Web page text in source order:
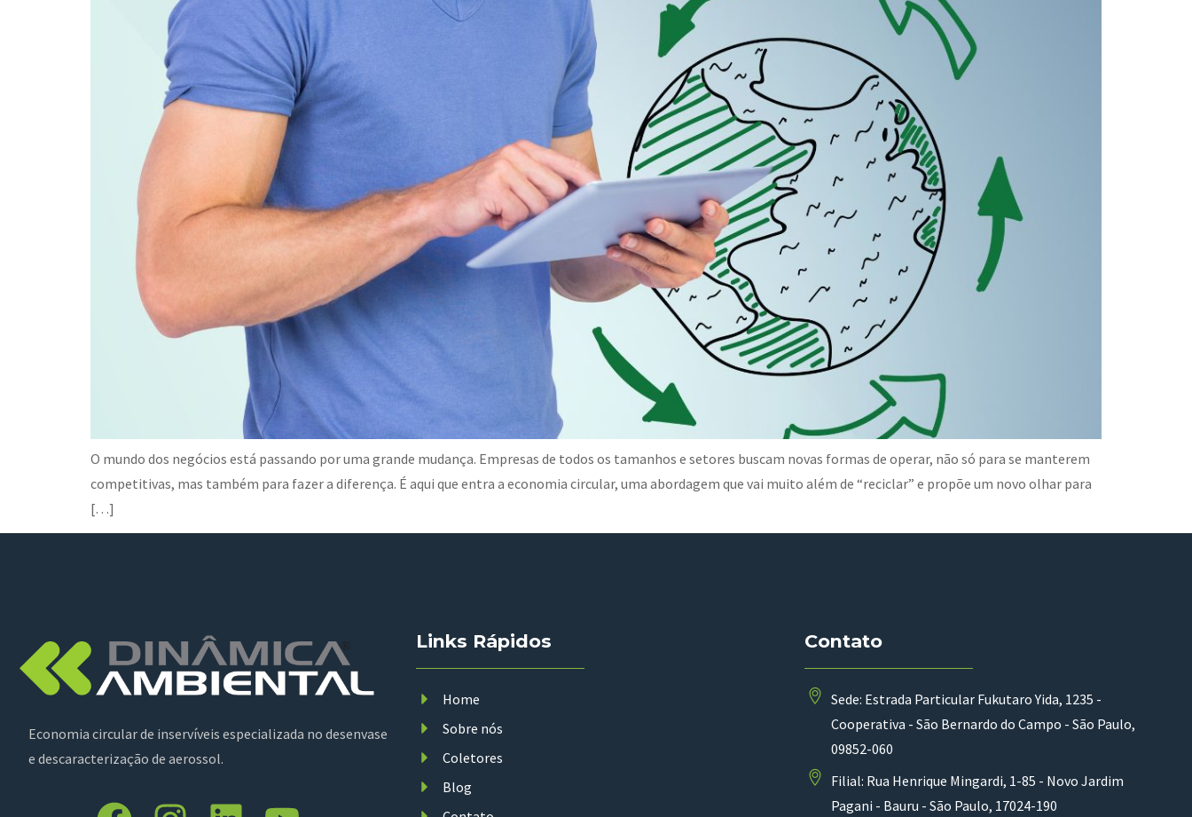
O mundo dos negócios está passando por uma grande mudança. Empresas de todos os tamanhos e setores buscam novas formas de operar, não só para se manterem
competitivas, mas também para fazer a diferença. É aqui que entra a economia circular, uma abordagem que vai muito além de “reciclar” e propõe um novo olhar para
[…]
Economia circular de inservíveis especializada no desenvase
e descaracterização de aerossol.
Links Rápidos
Home
Sobre nós
Coletores
Blog
Contato
Sede: Estrada Particular Fukutaro Yida, 1235 -
Cooperativa - São Bernardo do Campo - São Paulo,
09852-060
Filial: Rua Henrique Mingardi, 1-85 - Novo Jardim
Pagani - Bauru - São Paulo, 17024-190